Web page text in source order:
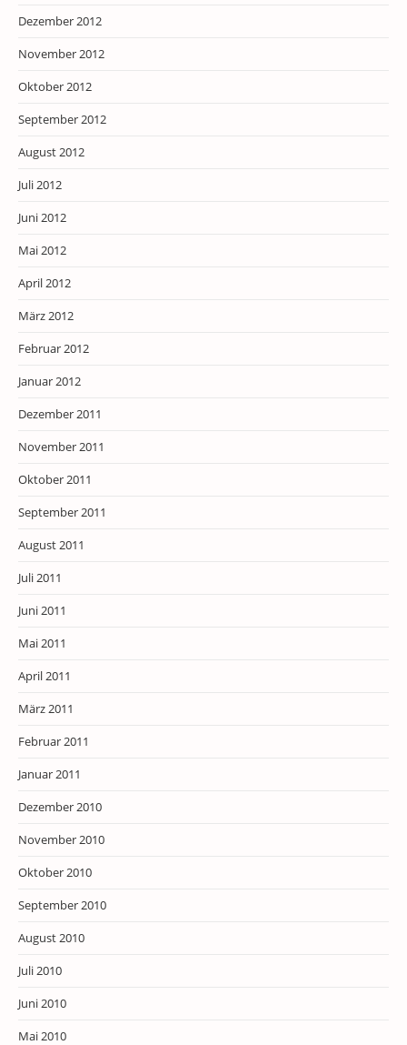
Dezember 2012
November 2012
Oktober 2012
September 2012
August 2012
Juli 2012
Juni 2012
Mai 2012
April 2012
März 2012
Februar 2012
Januar 2012
Dezember 2011
November 2011
Oktober 2011
September 2011
August 2011
Juli 2011
Juni 2011
Mai 2011
April 2011
März 2011
Februar 2011
Januar 2011
Dezember 2010
November 2010
Oktober 2010
September 2010
August 2010
Juli 2010
Juni 2010
Mai 2010